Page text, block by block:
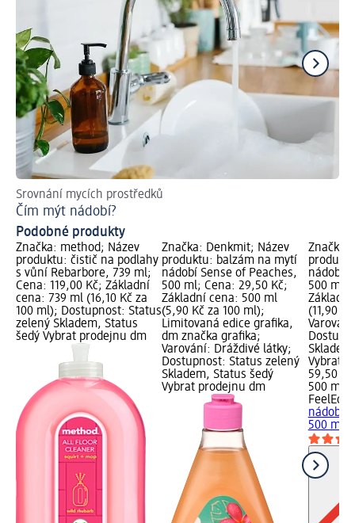
Srovnání mycích prostředků
Čím mýt nádobí?
Podobné produkty
Značka: method; Název
produktu: čistič na podlahy
s vůní Rebarbore, 739 ml;
Cena: 119,00 Kč; Základní
cena: 739 ml (16,10 Kč za
100 ml); Dostupnost: Status
zelený Skladem, Status
šedý Vybrat prodejnu dm
Značka: Denkmit; Název
produktu: balzám na mytí
nádobí Sense of Peaches,
500 ml; Cena: 29,50 Kč;
Základní cena: 500 ml
(5,90 Kč za 100 ml);
Limitovaná edice grafika,
dm značka grafika;
Varování: Dráždivé látky;
Dostupnost: Status zelený
Skladem, Status šedý
Vybrat prodejnu dm
Značka:
nádobí,
500 ml;
(11,90
Vybrat
59,50 Kč
500 ml
FeelEco
nádobí,
500 ml